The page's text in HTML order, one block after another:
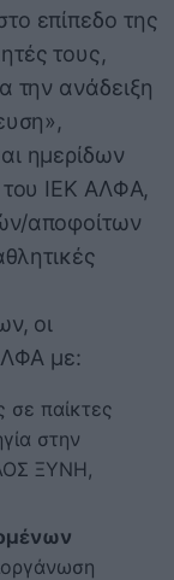
επίπεδο της
τους,
την ανάδειξη
ημερίδων
του ΙΕΚ ΑΛΦΑ,
αποφοίτων
οι
με:
σε παίκτες
στην
ΞΥΝΗ,